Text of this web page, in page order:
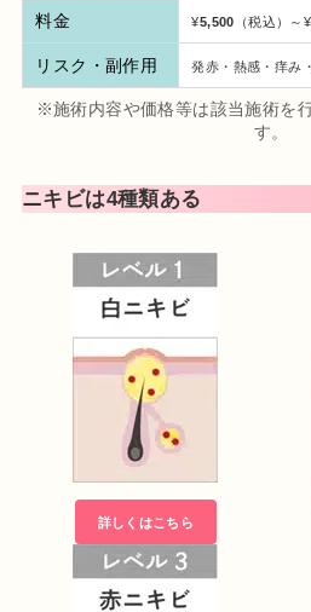
料金 ¥5,500 （税込）～¥
リスク・副作用 発赤・熱感・痒み
※施術内容や価格等は該当施術を
す。
ニキビは4種類ある
詳しくはこちら